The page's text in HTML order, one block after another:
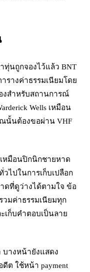
ทุ่นถูกจองไว้แล้ว BNT
รางค่าธรรมเนียมโดย
งสำหรับสถานการณ์
Wells เหมือน
ณนั้นต้องขอผ่าน VHF
หมือนปิกนิกชายหาด
ไปในการเก็บเปลือก
ดที่ดูว่างได้ตามใจ ข้อ
มค่าธรรมเนียมทุก
เก็บคำตอบเป็นลาย
บางหน้ายังแสดง
ดีต ใช้หน้า payment